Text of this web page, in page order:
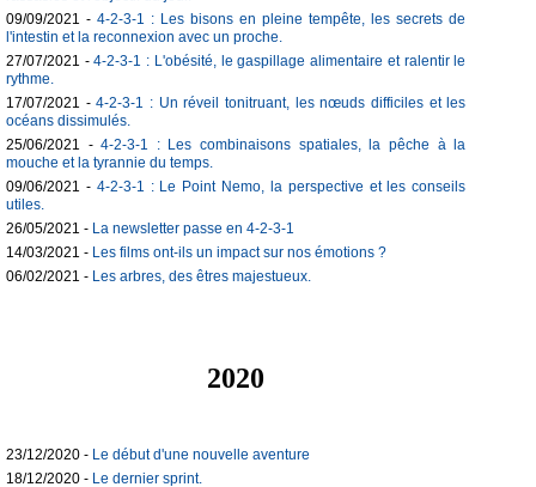
09/09/2021 -4-2-3-1 : Les bisons en pleine tempête, les secrets de
l'intestin et la reconnexion avec un proche.
27/07/2021 -4-2-3-1 : L'obésité, le gaspillage alimentaire et ralentir le
rythme.
17/07/2021 -4-2-3-1 : Un réveil tonitruant, les nœuds difficiles et les
océans dissimulés.
25/06/2021 -4-2-3-1 : Les combinaisons spatiales, la pêche à la
mouche et la tyrannie du temps.
09/06/2021 - 4-2-3-1 : Le Point Nemo, la perspective et les conseils
utiles.
26/05/2021 - La newsletter passe en 4-2-3-1
14/03/2021 - Les films ont-ils un impact sur nos émotions ?
06/02/2021 - Les arbres, des êtres majestueux.
2020
23/12/2020 - Le début d'une nouvelle aventure
18/12/2020 - Le dernier sprint.